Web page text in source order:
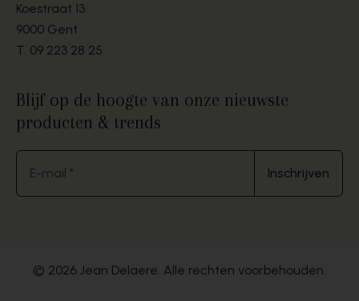
Koestraat 13
9000 Gent
T. 09 223 28 25
Blijf op de hoogte van onze nieuwste
producten & trends
E-mail * Inschrijven
© 2026 Jean Delaere. Alle rechten voorbehouden.